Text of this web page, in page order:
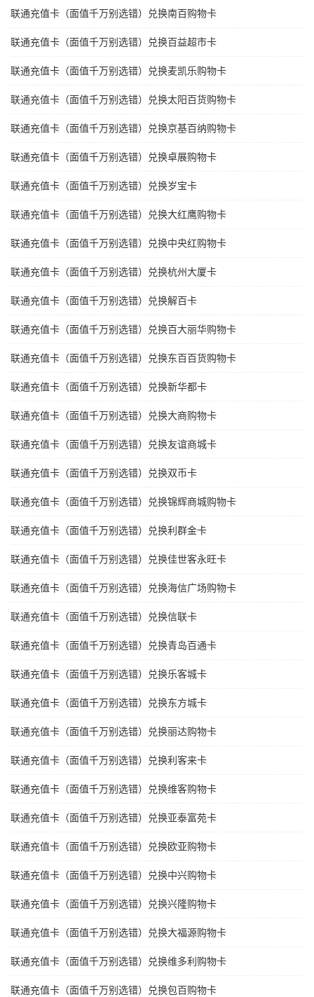
联通充值卡（面值千万别选错）兑换南百购物卡
联通充值卡（面值千万别选错）兑换百益超市卡
联通充值卡（面值千万别选错）兑换麦凯乐购物卡
联通充值卡（面值千万别选错）兑换太阳百货购物卡
联通充值卡（面值千万别选错）兑换京基百纳购物卡
联通充值卡（面值千万别选错）兑换卓展购物卡
联通充值卡（面值千万别选错）兑换岁宝卡
联通充值卡（面值千万别选错）兑换大红鹰购物卡
联通充值卡（面值千万别选错）兑换中央红购物卡
联通充值卡（面值千万别选错）兑换杭州大厦卡
联通充值卡（面值千万别选错）兑换解百卡
联通充值卡（面值千万别选错）兑换百大丽华购物卡
联通充值卡（面值千万别选错）兑换东百百货购物卡
联通充值卡（面值千万别选错）兑换新华都卡
联通充值卡（面值千万别选错）兑换大商购物卡
联通充值卡（面值千万别选错）兑换友谊商城卡
联通充值卡（面值千万别选错）兑换双币卡
联通充值卡（面值千万别选错）兑换锦辉商城购物卡
联通充值卡（面值千万别选错）兑换利群金卡
联通充值卡（面值千万别选错）兑换佳世客永旺卡
联通充值卡（面值千万别选错）兑换海信广场购物卡
联通充值卡（面值千万别选错）兑换信联卡
联通充值卡（面值千万别选错）兑换青岛百通卡
联通充值卡（面值千万别选错）兑换乐客城卡
联通充值卡（面值千万别选错）兑换东方城卡
联通充值卡（面值千万别选错）兑换丽达购物卡
联通充值卡（面值千万别选错）兑换利客来卡
联通充值卡（面值千万别选错）兑换维客购物卡
联通充值卡（面值千万别选错）兑换亚泰富苑卡
联通充值卡（面值千万别选错）兑换欧亚购物卡
联通充值卡（面值千万别选错）兑换中兴购物卡
联通充值卡（面值千万别选错）兑换兴隆购物卡
联通充值卡（面值千万别选错）兑换大福源购物卡
联通充值卡（面值千万别选错）兑换维多利购物卡
联通充值卡（面值千万别选错）兑换包百购物卡